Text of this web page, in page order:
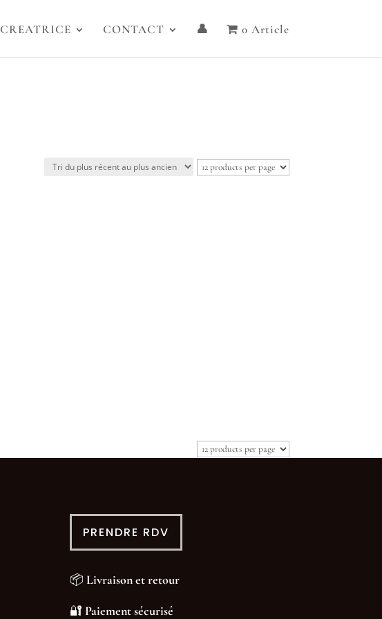
CREATRICE CONTACT 👤 0 Article
PRENDRE RDV
📦 Livraison et retour
🔐 Paiement sécurisé